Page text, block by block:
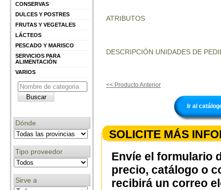
CONSERVAS
DULCES Y POSTRES
FRUTAS Y VEGETALES
LÁCTEOS
PESCADO Y MARISCO
SERVICIOS PARA
ALIMENTACIÓN
VARIOS
Dónde
Tipo proveedor
Sirve a
ATRIBUTOS
DESCRIPCIÓN UNIDADES DE
<< Producto Anterior
Ir al
SOLICITE MÁS
Envíe el formulario
precio, catálogo o
recibirá un correo